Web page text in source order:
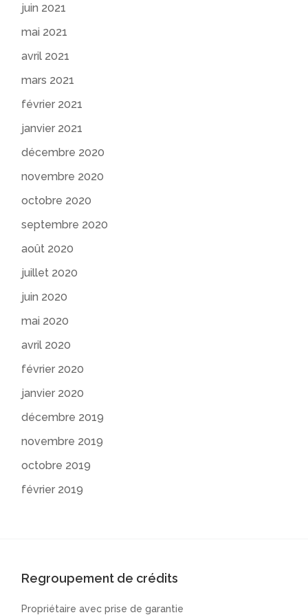
juin 2021
mai 2021
avril 2021
mars 2021
février 2021
janvier 2021
décembre 2020
novembre 2020
octobre 2020
septembre 2020
août 2020
juillet 2020
juin 2020
mai 2020
avril 2020
février 2020
janvier 2020
décembre 2019
novembre 2019
octobre 2019
février 2019
Regroupement de crédits
Propriétaire avec prise de garantie